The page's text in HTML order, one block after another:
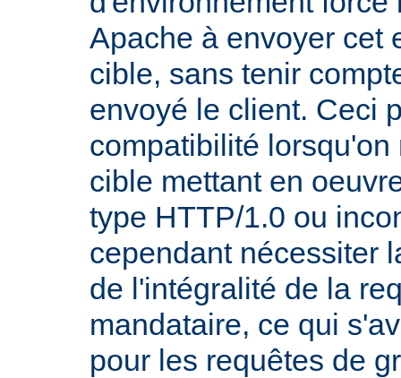
Apache à envoyer cet
cible, sans tenir
envoyé le client. Ceci
compatibilité
cible mettant en
type HTTP/1.0 ou
cependant nécessiter
de l'intégralité de la
mandataire, ce qui
pour les requêtes de